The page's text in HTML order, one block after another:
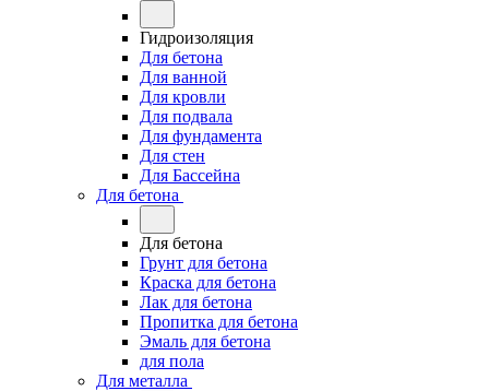
Гидроизоляция
Для бетона
Для ванной
Для кровли
Для подвала
Для фундамента
Для стен
Для Бассейна
Для бетона
Для бетона
Грунт для бетона
Краска для бетона
Лак для бетона
Пропитка для бетона
Эмаль для бетона
для пола
Для металла